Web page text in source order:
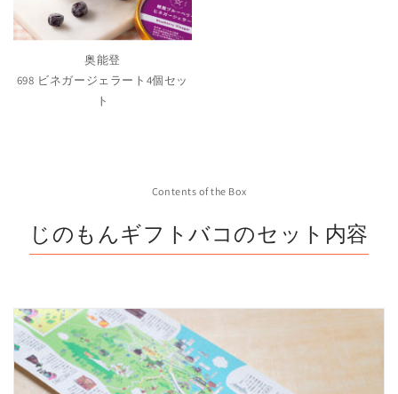
奥能登
698 ビネガージェラート4個セッ
ト
Contents of the Box
じのもんギフトバコのセット内容